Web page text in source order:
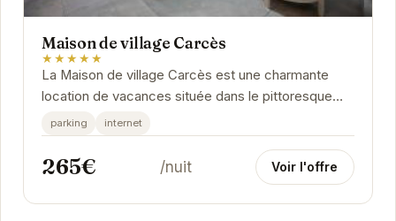
Maison de village Carcès
★★★★★
La Maison de village Carcès est une charmante
location de vacances située dans le pittoresque
village de Carcès. Offrant un cadre paisible et...
parking internet
265€ /nuit Voir l'offre